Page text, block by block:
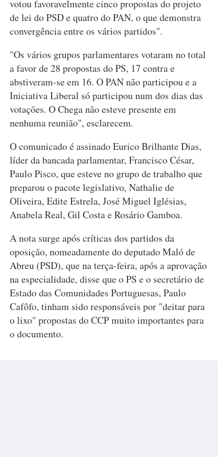
votou favoravelmente cinco propostas do projeto
de lei do PSD e quatro do PAN, o que demonstra
convergência entre os vários partidos".
"Os vários grupos parlamentares votaram no total
a favor de 28 propostas do PS, 17 contra e
abstiveram-se em 16. O PAN não participou e a
Iniciativa Liberal só participou num dos dias das
votações. O Chega não esteve presente em
nenhuma reunião", esclarecem.
O comunicado é assinado Eurico Brilhante Dias,
líder da bancada parlamentar, Francisco César,
Paulo Pisco, que esteve no grupo de trabalho que
preparou o pacote legislativo, Nathalie de
Oliveira, Edite Estrela, José Miguel Iglésias,
Anabela Real, Gil Costa e Rosário Gamboa.
A nota surge após críticas dos partidos da
oposição, nomeadamente do deputado Maló de
Abreu (PSD), que na terça-feira, após a aprovação
na especialidade, disse que o PS e o secretário de
Estado das Comunidades Portuguesas, Paulo
Cafôfo, tinham sido responsáveis por "deitar para
o lixo" propostas do CCP muito importantes para
o documento.